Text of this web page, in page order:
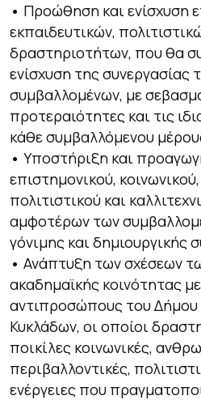
• Προώθηση και ενίσχυση
εκπαιδευτικών,
δραστηριοτήτων, που θα
ενίσχυση της συνεργασίας
συμβαλλομένων, με
προτεραιότητες και τις
κάθε συμβαλλόμενου
• Υποστήριξη και
επιστημονικού,
πολιτιστικού και
αμφοτέρων των
γόνιμης και δημιουργικής
• Ανάπτυξη των σχέσεων
ακαδημαϊκής κοινότητας
αντιπροσώπους του Δήμου
Κυκλάδων, οι οποίοι
ποικίλες κοινωνικές,
περιβαλλοντικές,
ενέργειες που